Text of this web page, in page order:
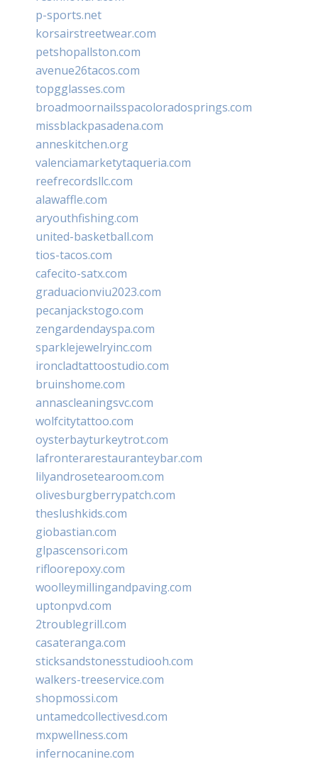
p-sports.net
korsairstreetwear.com
petshopallston.com
avenue26tacos.com
topgglasses.com
broadmoornailsspacoloradosprings.com
missblackpasadena.com
anneskitchen.org
valenciamarketytaqueria.com
reefrecordsllc.com
alawaffle.com
aryouthfishing.com
united-basketball.com
tios-tacos.com
cafecito-satx.com
graduacionviu2023.com
pecanjackstogo.com
zengardendayspa.com
sparklejewelryinc.com
ironcladtattoostudio.com
bruinshome.com
annascleaningsvc.com
wolfcitytattoo.com
oysterbayturkeytrot.com
lafronterarestauranteybar.com
lilyandrosetearoom.com
olivesburgberrypatch.com
theslushkids.com
giobastian.com
glpascensori.com
rifloorepoxy.com
woolleymillingandpaving.com
uptonpvd.com
2troublegrill.com
casateranga.com
sticksandstonesstudiooh.com
walkers-treeservice.com
shopmossi.com
untamedcollectivesd.com
mxpwellness.com
infernocanine.com